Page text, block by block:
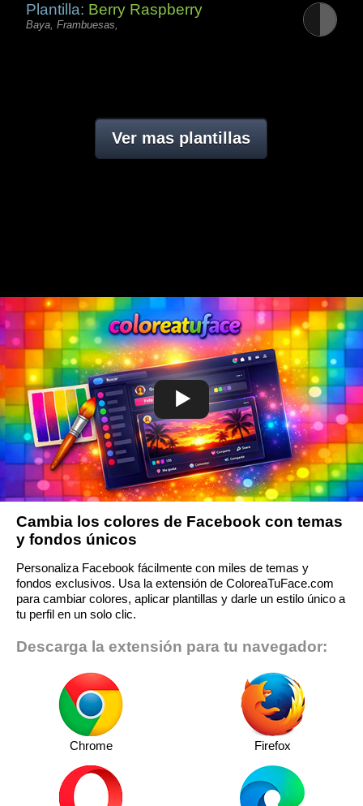
Plantilla: Berry Raspberry
Baya, Frambuesas,
Ver mas plantillas
Cambia los colores de Facebook con temas
y fondos únicos
Personaliza Facebook fácilmente con miles de temas y
fondos exclusivos. Usa la extensión de ColoreaTuFace.com
para cambiar colores, aplicar plantillas y darle un estilo único a
tu perfil en un solo clic.
Descarga la extensión para tu navegador:
Chrome Firefox